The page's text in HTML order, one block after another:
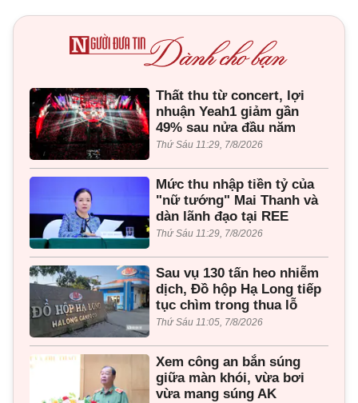
Thất thu từ concert, lợi
nhuận Yeah1 giảm gần
49% sau nửa đầu năm
Thứ Sáu 11:29, 7/8/2026
Mức thu nhập tiền tỷ của
"nữ tướng" Mai Thanh và
dàn lãnh đạo tại REE
Thứ Sáu 11:29, 7/8/2026
Sau vụ 130 tấn heo nhiễm
dịch, Đồ hộp Hạ Long tiếp
tục chìm trong thua lỗ
Thứ Sáu 11:05, 7/8/2026
Xem công an bắn súng
giữa màn khói, vừa bơi
vừa mang súng AK